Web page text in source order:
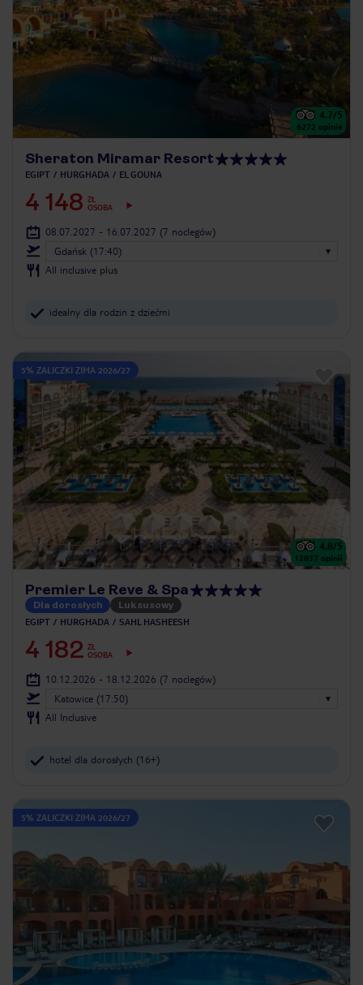
4.7/5
6272 opinie
Sheraton Miramar Resort
EGIPT HURGHADA EL GOUNA
4 148 ZŁ
OSOBA
08.07.2027 - 16.07.2027 (7 noclegów)
Gdańsk (17:40)
All inclusive plus
idealny dla rodzin z dziećmi
5% ZALICZKI ZIMA 2026/27
4.8/5
12837 opinii
Premier Le Reve & Spa
Dla dorosłych Luksusowy
EGIPT HURGHADA SAHL HASHEESH
4 182 ZŁ
OSOBA
10.12.2026 - 18.12.2026 (7 noclegów)
Katowice (17:50)
All Inclusive
hotel dla dorosłych (16+)
5% ZALICZKI ZIMA 2026/27